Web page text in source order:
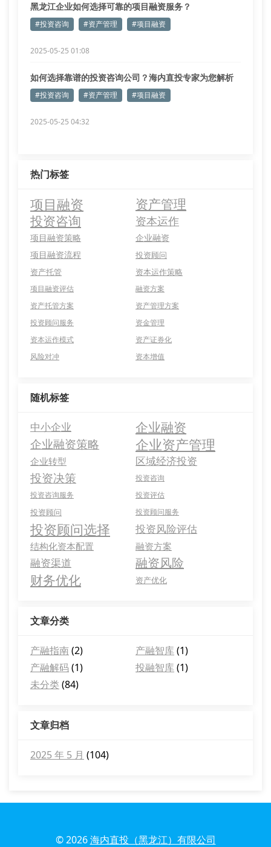
黑龙江企业如何选择可靠的项目融资服务？
#投资咨询 #资产管理 #项目融资
2025-05-25 01:08
如何选择靠谱的投资咨询公司？海内直投专家为您解析
#投资咨询 #资产管理 #项目融资
2025-05-25 04:32
热门标签
项目融资 资产管理
投资咨询 资本运作
项目融资策略
企业融资
项目融资流程
投资顾问
资产托管
资本运作策略
项目融资评估
融资方案
资产托管方案
资产管理方案
投资顾问服务
资金管理
资本运作模式
资产证券化
风险对冲
资本增值
随机标签
中小企业 企业融资
企业融资策略 企业资产管理
企业转型 区域经济投资
投资决策
投资咨询
投资咨询服务
投资评估
投资顾问 投资顾问服务
投资顾问选择 投资风险评估
结构化资本配置 融资方案
融资渠道 融资风险
财务优化 资产优化
文章分类
产融指南(2) 产融智库 (1)
产融解码 (1) 投融智库 (1)
未分类(84)
文章归档
2025 年 5 月 (104)
© 2026海内直投（黑龙江）有限公司